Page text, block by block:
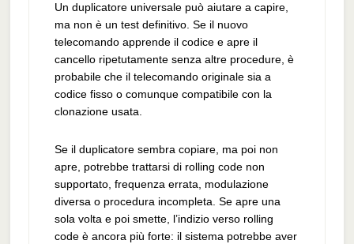
Un duplicatore universale può aiutare a capire,
ma non è un test definitivo. Se il nuovo
telecomando apprende il codice e apre il
cancello ripetutamente senza altre procedure, è
probabile che il telecomando originale sia a
codice fisso o comunque compatibile con la
clonazione usata.
Se il duplicatore sembra copiare, ma poi non
apre, potrebbe trattarsi di rolling code non
supportato, frequenza errata, modulazione
diversa o procedura incompleta. Se apre una
sola volta e poi smette, l’indizio verso rolling
code è ancora più forte: il sistema potrebbe aver